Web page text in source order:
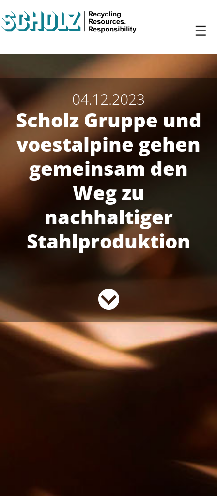
04.12.2023
Scholz Gruppe und
voestalpine gehen
gemeinsam den
Weg zu
nachhaltiger
Stahlproduktion